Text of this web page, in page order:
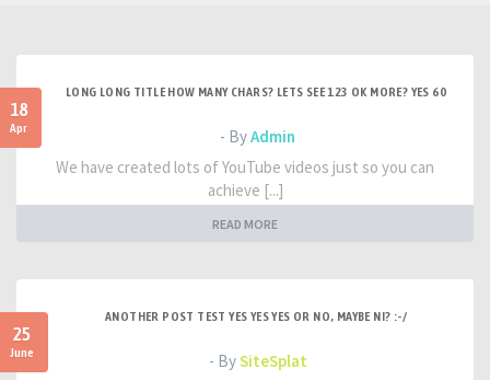
18
Apr
LONG LONG TITLE HOW MANY CHARS? LETS SEE 123 OK MORE? YES 60
- ByAdmin
We have created lots of YouTube videos just so you can
achieve [...]
READ MORE
25
June
ANOTHER POST TEST YES YES YES OR NO, MAYBE NI? :-/
- BySiteSplat